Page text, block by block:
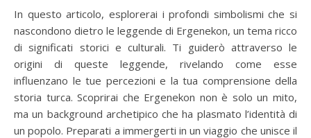
In questo articolo, esplorerai i profondi simbolismi che si
nascondono dietro le leggende di Ergenekon, un tema ricco
di significati storici e culturali. Ti guiderò attraverso le
origini di queste leggende, rivelando come esse
influenzano le tue percezioni e la tua comprensione della
storia turca. Scoprirai che Ergenekon non è solo un mito,
ma un background archetipico che ha plasmato l’identità di
un popolo. Preparati a immergerti in un viaggio che unisce il